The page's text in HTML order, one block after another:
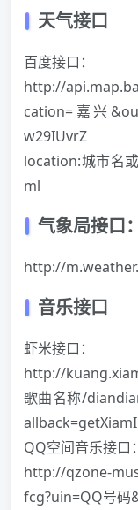
天气接口
百度接口：
http://
cation=嘉兴
w29IUvrZ
location:城市名
ml
气象局接口：
http://
音乐接口
虾米接口：
http://
歌曲名称/
QQ空间音乐接口：
http://qzone-
fcg?uin=QQ号码